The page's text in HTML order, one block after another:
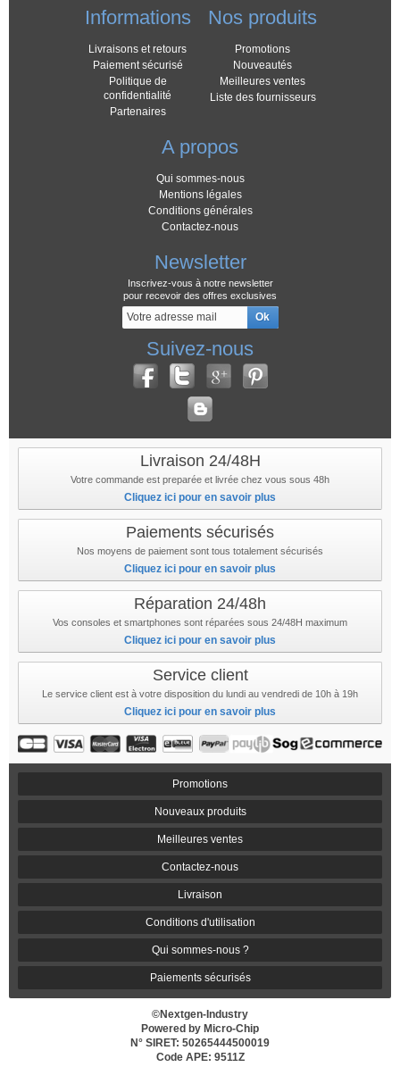
Informations
Livraisons et retours
Paiement sécurisé
Politique de
confidentialité
Partenaires
Nos produits
Promotions
Nouveautés
Meilleures ventes
Liste des fournisseurs
A propos
Qui sommes-nous
Mentions légales
Conditions générales
Contactez-nous
Newsletter
Inscrivez-vous à notre newsletter
pour recevoir des offres exclusives
Suivez-nous
Livraison 24/48H
Votre commande est preparée et livrée chez vous sous 48h
Cliquez ici pour en savoir plus
Paiements sécurisés
Nos moyens de paiement sont tous totalement sécurisés
Cliquez ici pour en savoir plus
Réparation 24/48h
Vos consoles et smartphones sont réparées sous 24/48H maximum
Cliquez ici pour en savoir plus
Service client
Le service client est à votre disposition du lundi au vendredi de 10h à 19h
Cliquez ici pour en savoir plus
Promotions
Nouveaux produits
Meilleures ventes
Contactez-nous
Livraison
Conditions d'utilisation
Qui sommes-nous ?
Paiements sécurisés
©Nextgen-Industry
Powered by Micro-Chip
N° SIRET: 50265444500019
Code APE: 9511Z